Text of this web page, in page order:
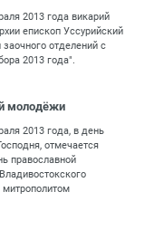
2013 года викарий
епископ Уссурийский
отделений с
2013 года".
молодёжи
2013 года, в день
отмечается
православной
митрополитом